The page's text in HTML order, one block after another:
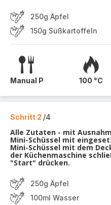
250g Äpfel
150g Süßkartoffeln
Manual P 100 °C
Schritt 2 /4
Alle Zutaten - mit
Mini-Schüssel mit
Mini-Schüssel mit dem
der Küchenmaschine
"Start" drücken.
250g Äpfel
100ml Wasser